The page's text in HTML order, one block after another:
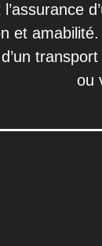
et
ou